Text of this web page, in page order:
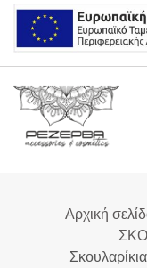
Skip
content
Αρχική